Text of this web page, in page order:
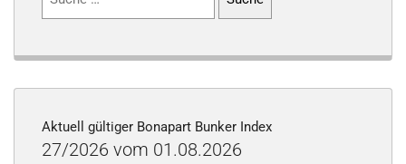
Aktuell gültiger Bonapart Bunker Index
27/2026 vom 01.08.2026